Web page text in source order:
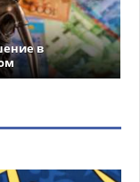
в